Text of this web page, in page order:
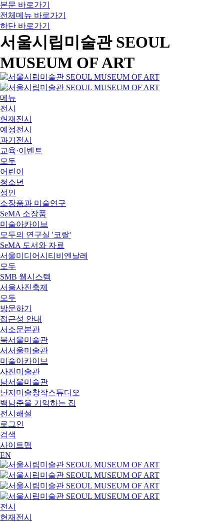
본문 바로가기
전체메뉴 바로가기
하단 바로가기
서울시립미술관 SEOUL
MUSEUM OF ART
메뉴
전시
현재전시
예정전시
과거전시
교육·이벤트
모두
어린이
청소년
성인
소장품과 미술연구
SeMA 소장품
미술아카이브
모두의 연구실 '코랄'
SeMA 도서와 자료
서울미디어시티비엔날레
모두
SMB 웹시스템
서울사진축제
모두
방문하기
접근성 안내
서소문본관
북서울미술관
서서울미술관
미술아카이브
사진미술관
남서울미술관
난지미술창작스튜디오
백남준을 기억하는 집
전시해설
로그인
검색
사이트맵
EN
전시
현재전시